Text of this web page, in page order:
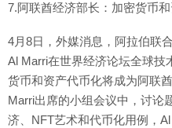
7.阿联酋经济部长：加密货币
4月8日，外媒消息，阿拉伯联
Al Marri在世界经济论坛全球技
货币和资产代币化将成为阿联
Marri出席的小组会议中，讨论
济、NFT艺术和代币化用例，